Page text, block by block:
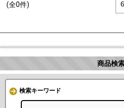
(全0件)
商品検
検索キーワード